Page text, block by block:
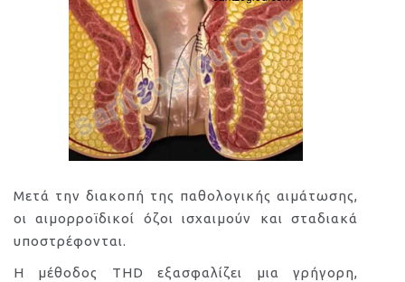
Μετά την διακοπή της παθολογικής αιμάτωσης,
οι αιμορροϊδικοί όζοι ισχαιμούν και σταδιακά
υποστρέφονται.
Η μέθοδος THD εξασφαλίζει μια γρήγορη,